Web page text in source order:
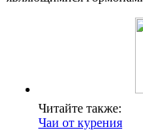
Читайте также:
Чаи от курения